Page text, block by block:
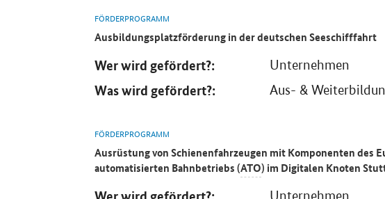
FÖRDERPROGRAMM
Ausbildungsplatzförderung in der deutschen Seeschifffahrt
Wer wird gefördert?: Unternehmen
Was wird gefördert?: Aus- &
FÖRDERPROGRAMM
Ausrüstung von Schienenfahrzeugen mit Komponenten des
automatisierten Bahnbetriebs (ATO) im Digitalen Knoten